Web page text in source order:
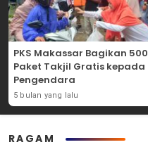
PKS Makassar Bagikan 500
Paket Takjil Gratis kepada
Pengendara
5 bulan yang lalu
RAGAM